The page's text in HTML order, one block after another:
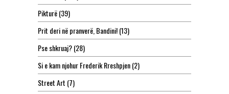
Pikturë(39)
Prit deri në pranverë, Bandini!(13)
Pse shkruaj?(28)
Si e kam njohur Frederik Rreshpjen(2)
Street Art (7)